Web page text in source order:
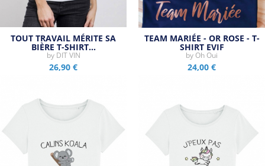
TOUT TRAVAIL MÉRITE SA
BIÈRE T-SHIRT…
by DIT VIN
26,90 €
TEAM MARIÉE - OR ROSE - T-
SHIRT EVJF
by Oh Oui
24,00 €